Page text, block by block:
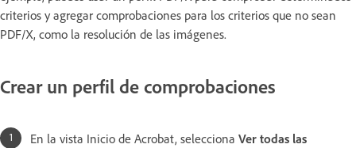
criterios y agregar comprobaciones para los criterios que no sean
PDF/X, como la resolución de las imágenes.
Crear un perfil de comprobaciones
En la vista Inicio de Acrobat, selecciona Ver todas las